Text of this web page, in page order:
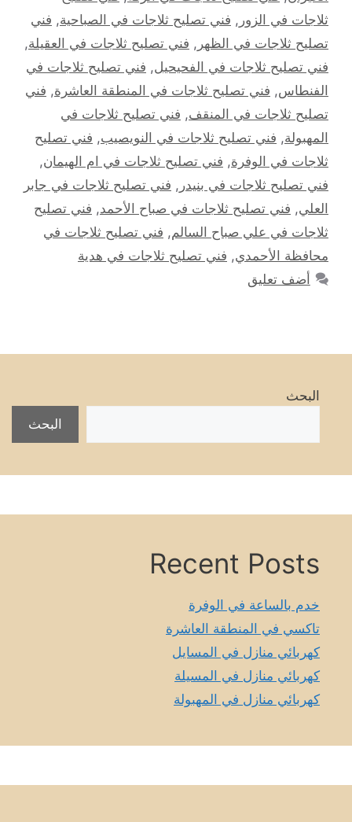
ثلاجات في الزور , فني تصليح ثلاجات في الصباحية, فني
تصليح ثلاجات في الظهر , فني تصليح ثلاجات في العقيلة,
فني تصليح ثلاجات في الفحيحيل, فني تصليح ثلاجات في
الفنطاس, فني تصليح ثلاجات في المنطقة العاشرة, فني
تصليح ثلاجات في المنقف, فني تصليح ثلاجات في
المهبولة, فني تصليح ثلاجات في النويصيب, فني تصليح
ثلاجات في الوفرة, فني تصليح ثلاجات في ام الهيمان,
فني تصليح ثلاجات في بنيدر , فني تصليح ثلاجات في جابر
العلي, فني تصليح ثلاجات في صباح الأحمد, فني تصليح
ثلاجات في علي صباح السالم, فني تصليح ثلاجات في
محافظة الأحمدي, فني تصليح ثلاجات في هدية
أضف تعليق
البحث
البحث
Recent Posts
خدم بالساعة في الوفرة
تاكسي في المنطقة العاشرة
كهربائي منازل في المسايل
كهربائي منازل في المسيلة
كهربائي منازل في المهبولة